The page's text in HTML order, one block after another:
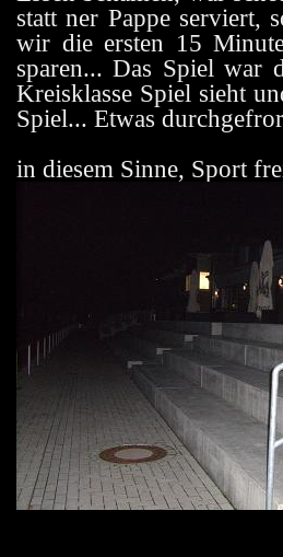
statt ner Pappe serviert,
wir die ersten 15
sparen... Das Spiel war
Kreisklasse Spiel sieht
Spiel... Etwas
in diesem Sinne, Sport